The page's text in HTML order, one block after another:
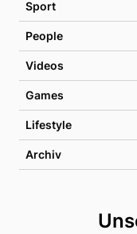
Sport
People
Videos
Games
Lifestyle
Archiv